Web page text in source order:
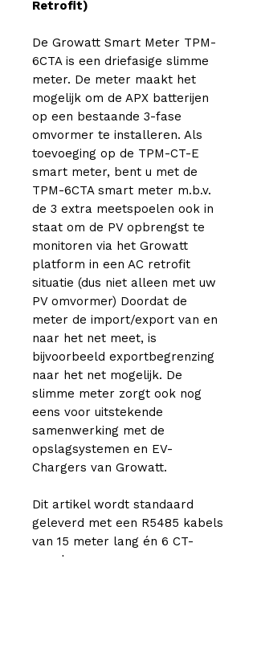
Retrofit)
De Growatt Smart Meter TPM-
6CTA is een driefasige slimme
meter. De meter maakt het
mogelijk om de APX batterijen
op een bestaande 3-fase
omvormer te installeren. Als
toevoeging op de TPM-CT-E
smart meter, bent u met de
TPM-6CTA smart meter m.b.v.
de 3 extra meetspoelen ook in
staat om de PV opbrengst te
monitoren via het Growatt
platform in een AC retrofit
situatie (dus niet alleen met uw
PV omvormer) Doordat de
meter de import/export van en
naar het net meet, is
bijvoorbeeld exportbegrenzing
naar het net mogelijk. De
slimme meter zorgt ook nog
eens voor uitstekende
samenwerking met de
opslagsystemen en EV-
Chargers van Growatt.
Dit artikel wordt standaard
geleverd met een R5485 kabels
van 15 meter lang én 6 CT-
spoelen.